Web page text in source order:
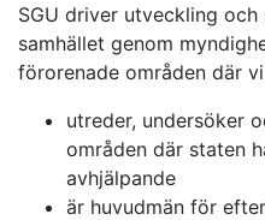
SGU driver utveckling
samhället genom
förorenade områden där vi
utreder, undersöker
områden där staten
avhjälpande
är huvudmän för